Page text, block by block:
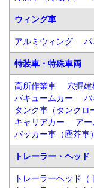
ウィング車
アルミウィング パ
特装車・特殊車両
高所作業車 穴掘
バキュームカー
バ
タンク車（タンクロ
キャリアカー
アー
パッカー車（塵芥車）
トレーラー・ヘッド
トレーラーヘッド（